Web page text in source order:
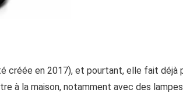
créée en 2017), et pourtant, elle fait déjà
à la maison, notamment avec des